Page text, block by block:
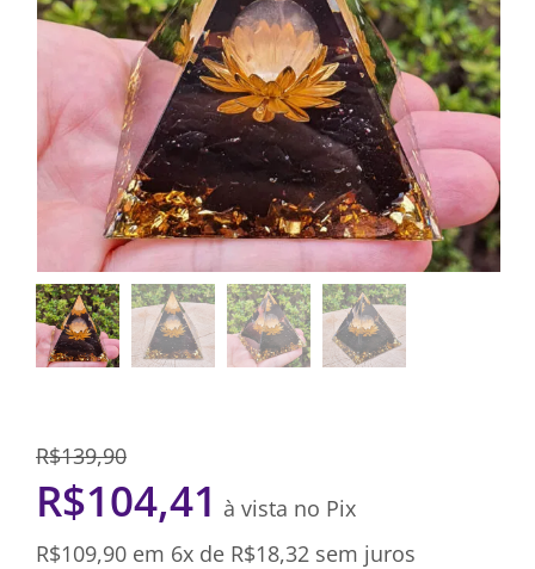
R$139,90
R$104,41 à vista no Pix
R$109,90 em 6x de R$18,32 sem juros